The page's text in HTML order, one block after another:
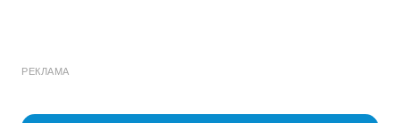
РЕКЛАМА